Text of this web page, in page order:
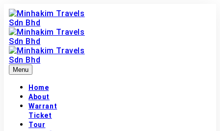
Menu
Home
About
Warrant
Ticket
Tour